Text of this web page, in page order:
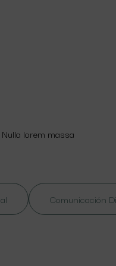
lorem massa
Comunicación